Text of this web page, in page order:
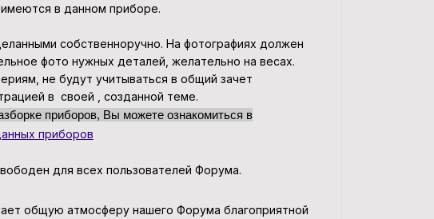
в данном приборе.
собственноручно. На фотографиях должен
фото нужных деталей, желательно на весах.
не будут учитываться в общий зачет
в своей , созданной теме.
приборов, Вы можете ознакомиться в
приборов
для всех пользователей Форума.
общую атмосферу нашего Форума благоприятной